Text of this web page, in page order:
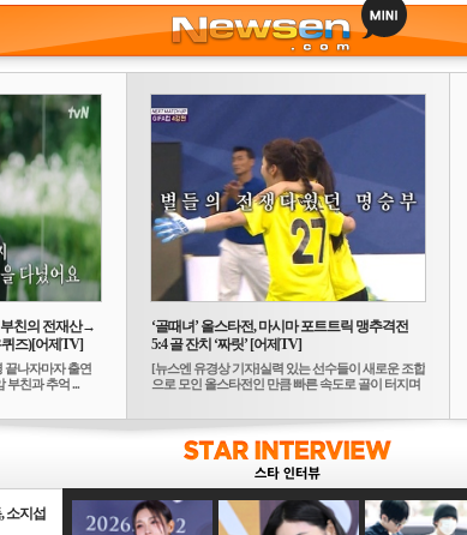
부친의 전재산→
즈)[어제TV]
끝나자마자 출연
부친과 추억 ...
‘골때녀’ 올스타전, 마시마 포트트릭 맹추격전
5:4 골 잔치 ‘짜릿’ [어제TV]
[뉴스엔 유경상 기자]실력 있는 선수들이 새로운 조합
으로 모인 올스타전인 만큼 빠른 속도로 골이 터지며
소지섭